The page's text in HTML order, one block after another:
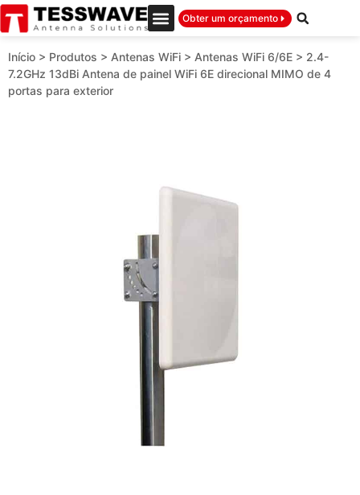
Obter um orçamento
Início > Produtos > Antenas WiFi > Antenas WiFi 6/6E > 2.4-
7.2GHz 13dBi Antena de painel WiFi 6E direcional MIMO de 4
portas para exterior